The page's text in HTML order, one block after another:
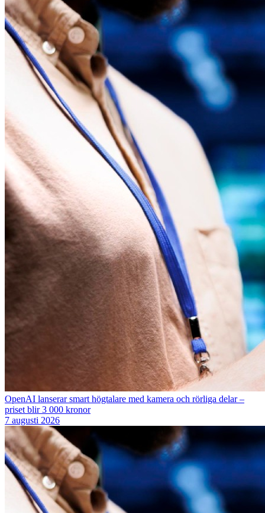
OpenAI lanserar smart högtalare med kamera och rörliga delar –
priset blir 3 000 kronor
7 augusti 2026